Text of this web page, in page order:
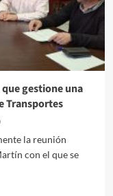
gestione una
Transportes
la reunión
con el que se